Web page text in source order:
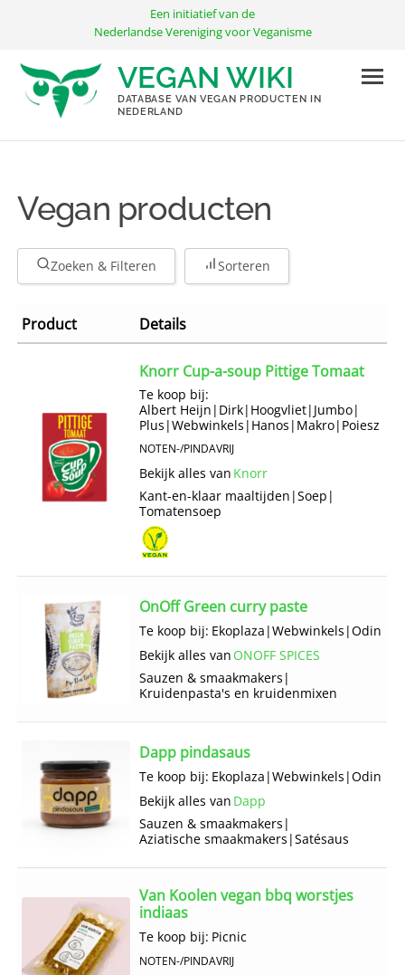
inhoud
Een initiatief van de
Nederlandse Vereniging voor Veganisme
VEGAN WIKI
DATABASE VAN VEGAN PRODUCTEN IN
NEDERLAND
Vegan producten
Zoeken & Filteren Sorteren
Product Details
Knorr Cup-a-soup Pittige Tomaat
Te koop bij:
Albert Heijn | Dirk| Hoogvliet| Jumbo|
Plus |Webwinkels | Hanos | Makro| Poiesz
NOTEN-/PINDAVRIJ
Bekijk alles van Knorr
Kant-en-klaar maaltijden |Soep |
Tomatensoep
OnOff Green curry paste
Te koop bij: Ekoplaza |Webwinkels |Odin
Bekijk alles van ONOFF SPICES
Sauzen & smaakmakers |
Kruidenpasta's en kruidenmixen
Dapp pindasaus
Te koop bij: Ekoplaza |Webwinkels |Odin
Bekijk alles van Dapp
Sauzen & smaakmakers |
Aziatische smaakmakers |Satésaus
Van Koolen vegan bbq worstjes
indiaas
Te koop bij: Picnic
NOTEN-/PINDAVRIJ